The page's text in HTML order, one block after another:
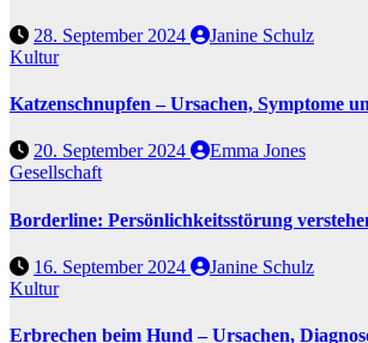
28. September 2024
Janine Schulz
Kultur
Katzenschnupfen – Ursachen, Symptome
20. September 2024
Emma Jones
Gesellschaft
Borderline: Persönlichkeitsstörung
16. September 2024
Janine Schulz
Kultur
Erbrechen beim Hund – Ursachen,